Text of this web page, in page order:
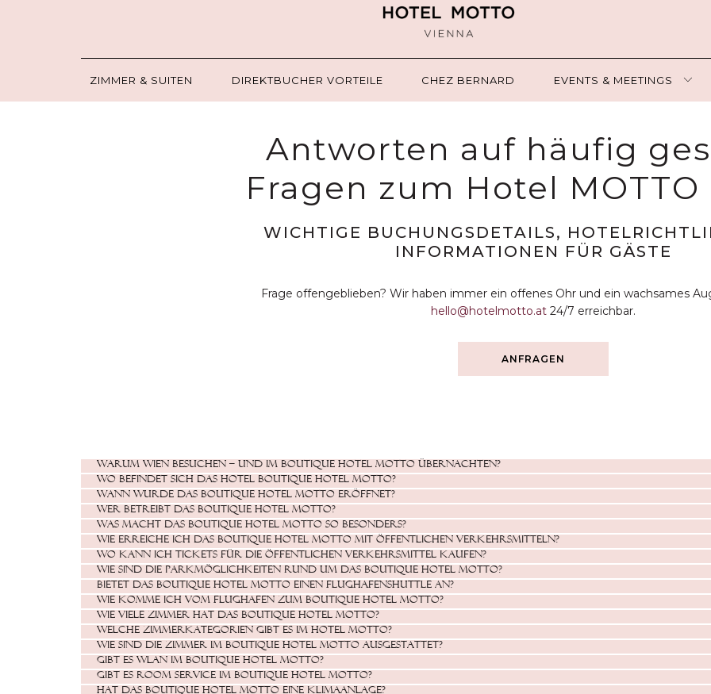
ZIMMER & SUITEN DIREKTBUCHER VORTEILE CHEZ BERNARD EVENTS & MEETINGS
Antworten auf häufig
Fragen zum Hotel MOTTO
WICHTIGE BUCHUNGSDETAILS,
INFORMATIONEN FÜR GÄSTE
Frage offengeblieben? Wir haben immer ein offenes Ohr und ein wachsames
hello@hotelmotto.at 24/7 erreichbar.
ANFRAGEN
Warum Wien besuchen – und im Boutique Hotel MOTTO übernachten?
Wo befindet sich das Hotel Boutique Hotel MOTTO?
Wann wurde das Boutique Hotel MOTTO eröffnet?
Wer betreibt das Boutique Hotel MOTTO?
Was macht das Boutique Hotel MOTTO so besonders?
Wie erreiche ich das Boutique Hotel MOTTO mit öffentlichen Verkehrsmitteln?
Wo kann ich Tickets für die öffentlichen Verkehrsmittel kaufen?
Wie sind die Parkmöglichkeiten rund um das Boutique Hotel MOTTO?
Bietet das Boutique Hotel MOTTO einen Flughafenshuttle an?
Wie komme ich vom Flughafen zum Boutique Hotel MOTTO?
Wie viele Zimmer hat das Boutique Hotel MOTTO?
Welche Zimmerkategorien gibt es im Hotel MOTTO?
Wie sind die Zimmer im Boutique Hotel MOTTO ausgestattet?
Gibt es WLAN im Boutique Hotel MOTTO?
Gibt es Room Service im Boutique Hotel MOTTO?